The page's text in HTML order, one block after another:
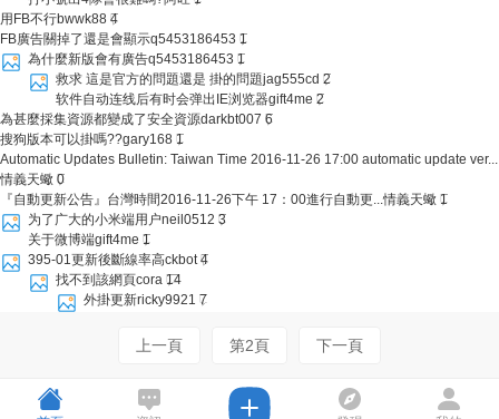
用FB不行bwwk88 4
FB廣告關掉了還是會顯示q5453186453 1
為什麼新版會有廣告q5453186453 1
救求 這是官方的問題還是 掛的問題jag555cd 2
软件自动连线后有时会弹出IE浏览器gift4me 2
為甚麼採集資源都變成了安全資源darkbt007 6
搜狗版本可以掛嗎??gary168 1
Automatic Updates Bulletin: Taiwan Time 2016-11-26 17:00 automatic update ver...
情義天蠍 0
『自動更新公告』台灣時間2016-11-26下午 17：00進行自動更...情義天蠍 1
为了广大的小米端用户neil0512 3
关于微博端gift4me 1
395-01更新後斷線率高ckbot 4
找不到該網頁cora 14
外掛更新ricky9921 7
上一頁 第2頁 下一頁